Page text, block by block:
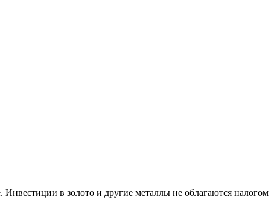
в золото и другие металлы не облагаются налогом